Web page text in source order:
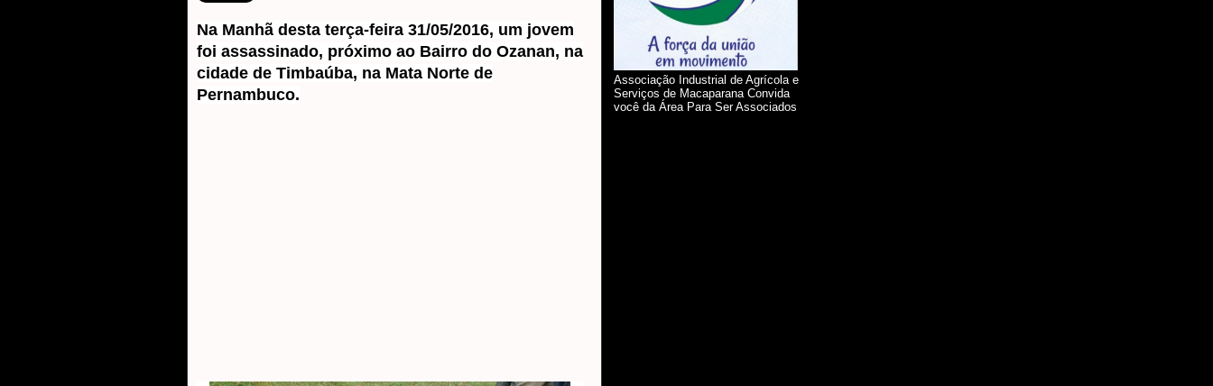
Na Manhã desta terça-feira 31/05/2016, um jovem
foi assassinado, próximo ao Bairro do Ozanan, na
cidade de Timbaúba, na Mata Norte de
Pernambuco.
Associação Industrial de Agrícola e
Serviços de Macaparana Convida
você da Área Para Ser Associados